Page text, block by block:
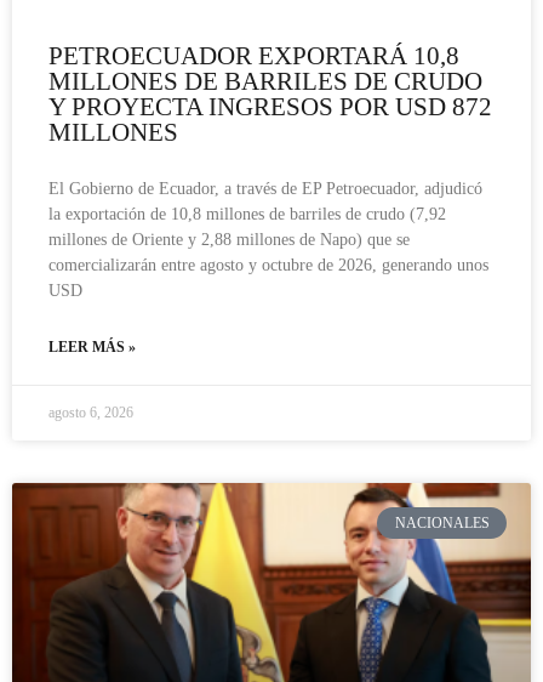
PETROECUADOR EXPORTARÁ 10,8
MILLONES DE BARRILES DE CRUDO
Y PROYECTA INGRESOS POR USD 872
MILLONES
El Gobierno de Ecuador, a través de EP Petroecuador, adjudicó
la exportación de 10,8 millones de barriles de crudo (7,92
millones de Oriente y 2,88 millones de Napo) que se
comercializarán entre agosto y octubre de 2026, generando unos
USD
LEER MÁS »
agosto 6, 2026
NACIONALES